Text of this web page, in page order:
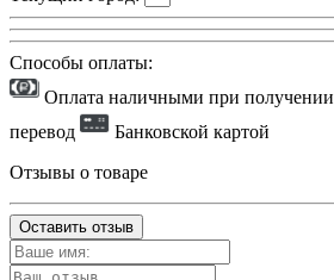
Способы оплаты:
Оплата наличными при получении
перевод
Банковской картой
Отзывы о товаре
Оставить отзыв